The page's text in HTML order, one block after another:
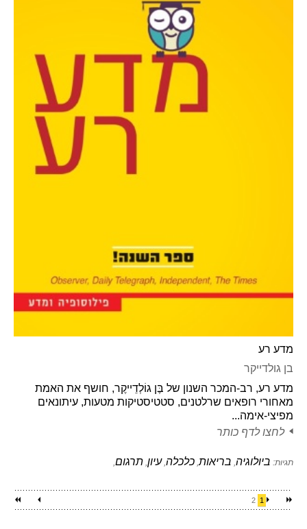
מדע רע
בן גולדייקר
מדע רע, רב-המכר השנון של בֶּן גוֹלְדֵייקֶר, חושף את האמת
מאחורי רופאים שרלטנים, סטטיסטיקות מטעות, עיתונאים
מפיצי-אימה...
לחצו לדף כותר
תגיות: ביולוגיה בריאות כלכלה ,עיון תרגום
1
2